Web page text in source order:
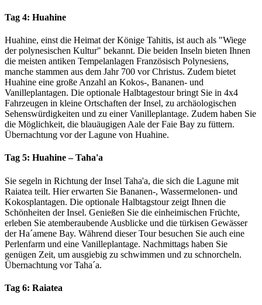
Tag 4: Huahine
Huahine, einst die Heimat der Könige Tahitis, ist auch als "Wiege
der polynesischen Kultur" bekannt. Die beiden Inseln bieten Ihnen
die meisten antiken Tempelanlagen Französisch Polynesiens,
manche stammen aus dem Jahr 700 vor Christus. Zudem bietet
Huahine eine große Anzahl an Kokos-, Bananen- und
Vanilleplantagen. Die optionale Halbtagestour bringt Sie in 4x4
Fahrzeugen in kleine Ortschaften der Insel, zu archäologischen
Sehenswürdigkeiten und zu einer Vanilleplantage. Zudem haben Sie
die Möglichkeit, die blauäugigen Aale der Faie Bay zu füttern.
Übernachtung vor der Lagune von Huahine.
Tag 5: Huahine – Taha'a
Sie segeln in Richtung der Insel Taha'a, die sich die Lagune mit
Raiatea teilt. Hier erwarten Sie Bananen-, Wassermelonen- und
Kokosplantagen. Die optionale Halbtagstour zeigt Ihnen die
Schönheiten der Insel. Genießen Sie die einheimischen Früchte,
erleben Sie atemberaubende Ausblicke und die türkisen Gewässer
der Ha´amene Bay. Während dieser Tour besuchen Sie auch eine
Perlenfarm und eine Vanilleplantage. Nachmittags haben Sie
genügen Zeit, um ausgiebig zu schwimmen und zu schnorcheln.
Übernachtung vor Taha´a.
Tag 6: Raiatea